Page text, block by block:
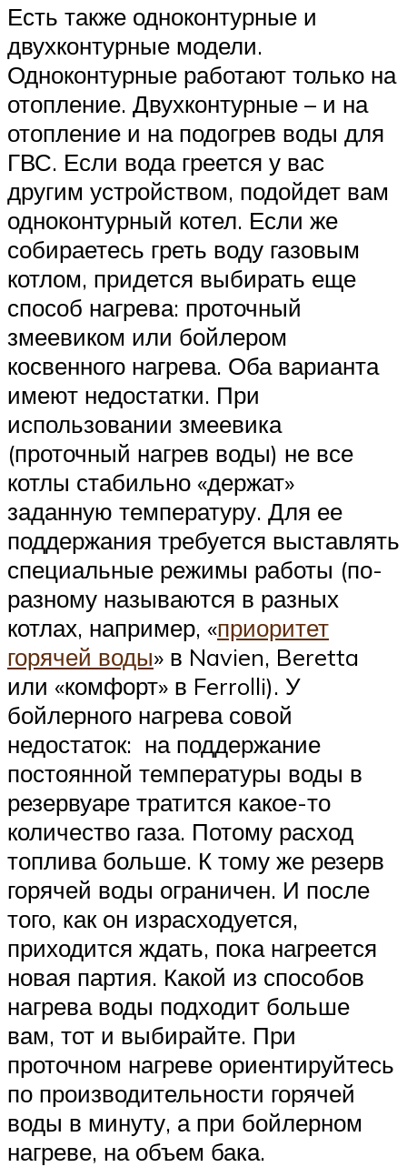
Есть также одноконтурные и
двухконтурные модели.
Одноконтурные работают только на
отопление. Двухконтурные – и на
отопление и на подогрев воды для
ГВС. Если вода греется у вас
другим устройством, подойдет вам
одноконтурный котел. Если же
собираетесь греть воду газовым
котлом, придется выбирать еще
способ нагрева: проточный
змеевиком или бойлером
косвенного нагрева. Оба варианта
имеют недостатки. При
использовании змеевика
(проточный нагрев воды) не все
котлы стабильно «держат»
заданную температуру. Для ее
поддержания требуется выставлять
специальные режимы работы (по-
разному называются в разных
котлах, например, «приоритет
горячей воды» в Navien, Beretta
или «комфорт» в Ferrolli). У
бойлерного нагрева совой
недостаток: на поддержание
постоянной температуры воды в
резервуаре тратится какое-то
количество газа. Потому расход
топлива больше. К тому же резерв
горячей воды ограничен. И после
того, как он израсходуется,
приходится ждать, пока нагреется
новая партия. Какой из способов
нагрева воды подходит больше
вам, тот и выбирайте. При
проточном нагреве ориентируйтесь
по производительности горячей
воды в минуту, а при бойлерном
нагреве, на объем бака.